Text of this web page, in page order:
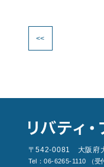
<<
〒542-0081 大阪府
Tel：06-6265-1110 （